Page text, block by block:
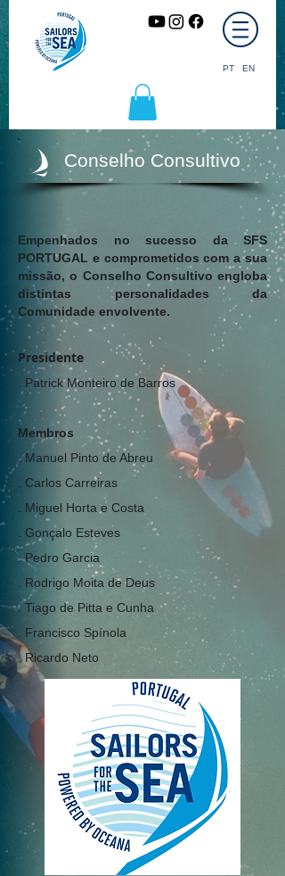
PT EN
Conselho Consultivo
Empenhados no sucesso da SFS
PORTUGAL e comprometidos com a sua
missão, o Conselho Consultivo engloba
distintas personalidades da
Comunidade envolvente.
Presidente
. Patrick Monteiro de Barros
Membros
. Manuel Pinto de Abreu
. Carlos Carreiras
. Miguel Horta e Costa
. Gonçalo Esteves
. Pedro Garcia
. Rodrigo Moita de Deus
. Tiago de Pitta e Cunha
. Francisco Spínola
. Ricardo Neto